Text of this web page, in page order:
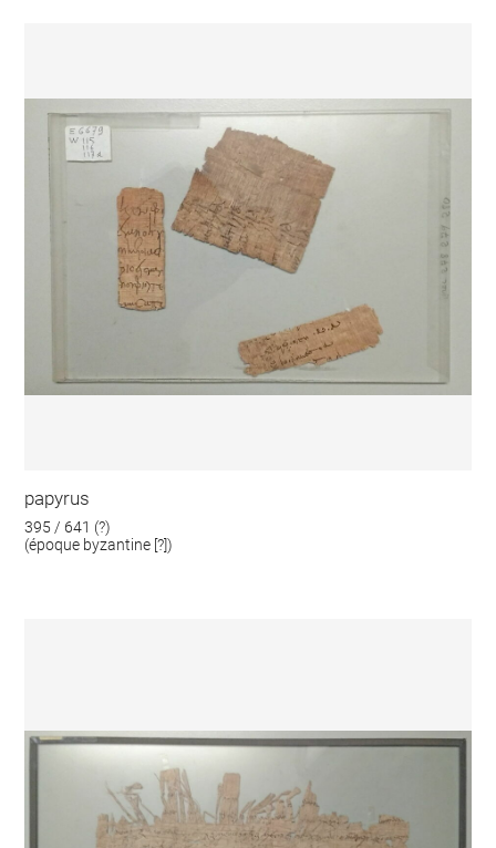
papyrus
395 / 641 (?)
(époque byzantine [?])